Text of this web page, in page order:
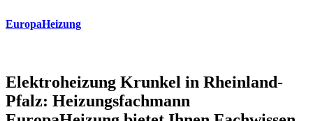
EuropaHeizung
Elektroheizung Krunkel in Rheinland-
Pfalz: Heizungsfachmann